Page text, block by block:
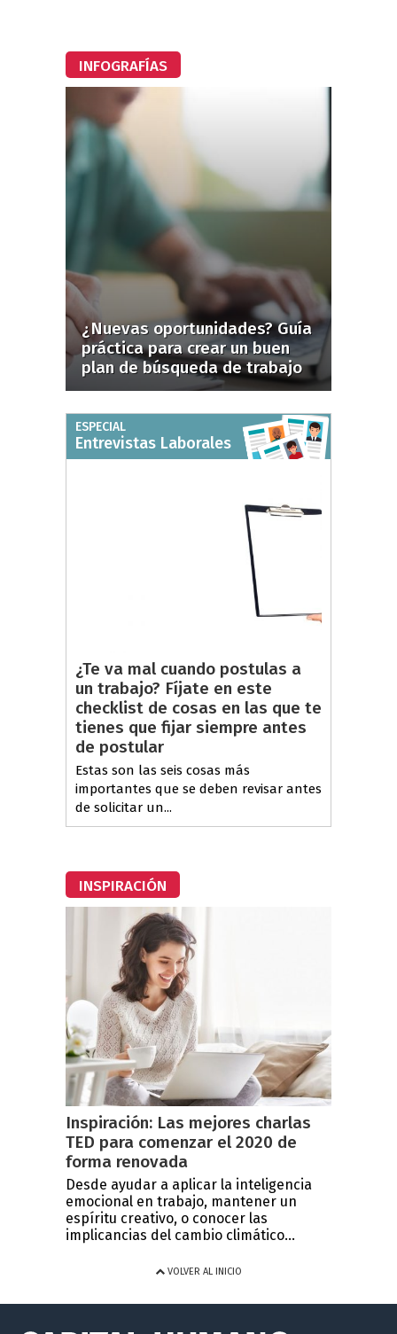
INFOGRAFÍAS
¿Nuevas oportunidades? Guía
práctica para crear un buen
plan de búsqueda de trabajo
ESPECIAL
Entrevistas Laborales
¿Te va mal cuando postulas a
un trabajo? Fíjate en este
checklist de cosas en las que te
tienes que fijar siempre antes
de postular
Estas son las seis cosas más
importantes que se deben revisar antes
de solicitar un...
INSPIRACIÓN
Inspiración: Las mejores charlas
TED para comenzar el 2020 de
forma renovada
Desde ayudar a aplicar la inteligencia
emocional en trabajo, mantener un
espíritu creativo, o conocer las
implicancias del cambio climático...
VOLVER AL INICIO